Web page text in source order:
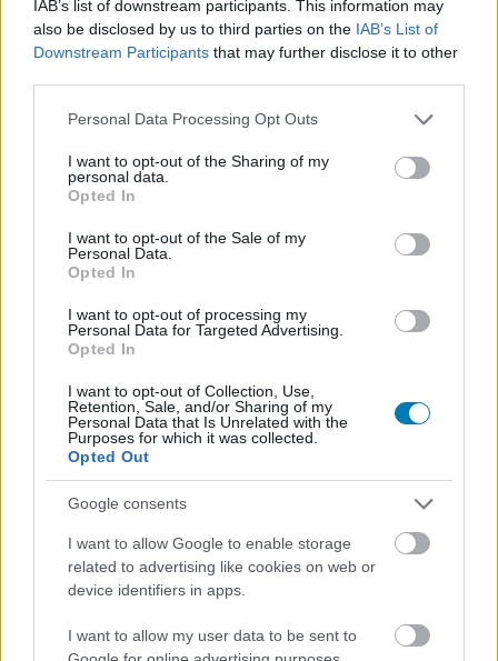
IAB’s list of downstream participants. This information may
also be disclosed by us to third parties on the IAB’s List of
Downstream Participants that may further disclose it to other
Please note that this website/app uses one or more Google
not limited to your visit or usage behaviour. You may click to
grant or deny consent to Google and its third-party tags to
use your data for below specified purposes in below Google
consent section.
Personal Data Processing Opt Outs
I want to opt-out of the Sharing of my
personal data.
Opted In
I want to opt-out of the Sale of my
Personal Data.
Opted In
I want to opt-out of processing my
Personal Data for Targeted Advertising.
Opted In
I want to opt-out of Collection, Use,
Retention, Sale, and/or Sharing of my
Personal Data that Is Unrelated with the
Purposes for which it was collected.
Opted Out
Google consents
I want to allow Google to enable storage
related to advertising like cookies on web or
device identifiers in apps.
I want to allow my user data to be sent to
Loaded
21.86%
kevesen fenjük rá a fogunkat. A fejlesztők addig is még
lóbálják előttünk a mézes madzagot egy kicsit, de lassan
tényleg ki kell adniuk.
Nézzük tehát a beígért pályáinkat addig is.
Sonoma Raceway: egykor Infineon Racewayként ismert
dombos kialakítású pálya, ami Kaliforniában található, a
mai napig rendszeres kihasználtsága van egyaránt autó
és motorversenyek számára.